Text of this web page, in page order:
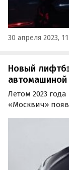
30 апреля 2023,
Новый
Летом 2023
«Москвич»
3»,
китайского